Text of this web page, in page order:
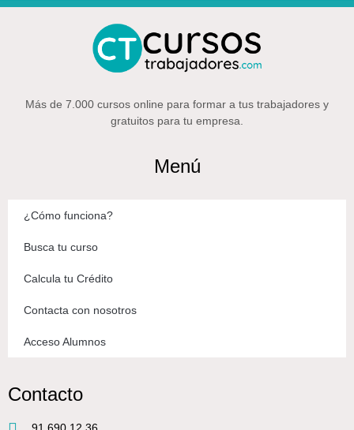
Más de 7.000 cursos online para formar a tus trabajadores y
gratuitos para tu empresa.
Menú
¿Cómo funciona?
Busca tu curso
Calcula tu Crédito
Contacta con nosotros
Acceso Alumnos
Contacto